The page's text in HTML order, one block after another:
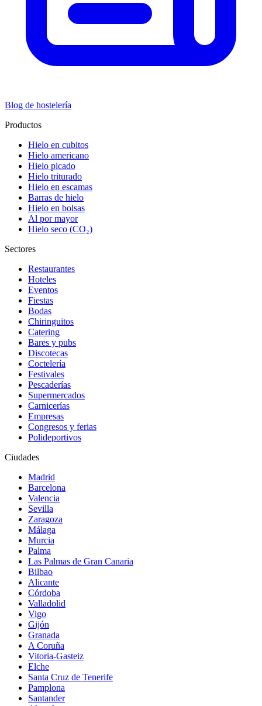
Blog de hostelería
Productos
Hielo en cubitos
Hielo americano
Hielo picado
Hielo triturado
Hielo en escamas
Barras de hielo
Hielo en bolsas
Al por mayor
Hielo seco (CO₂)
Sectores
Restaurantes
Hoteles
Eventos
Fiestas
Bodas
Chiringuitos
Catering
Bares y pubs
Discotecas
Coctelería
Festivales
Pescaderías
Supermercados
Carnicerías
Empresas
Congresos y ferias
Polideportivos
Ciudades
Madrid
Barcelona
Valencia
Sevilla
Zaragoza
Málaga
Murcia
Palma
Las Palmas de Gran Canaria
Bilbao
Alicante
Córdoba
Valladolid
Vigo
Gijón
Granada
A Coruña
Vitoria-Gasteiz
Elche
Santa Cruz de Tenerife
Pamplona
Santander